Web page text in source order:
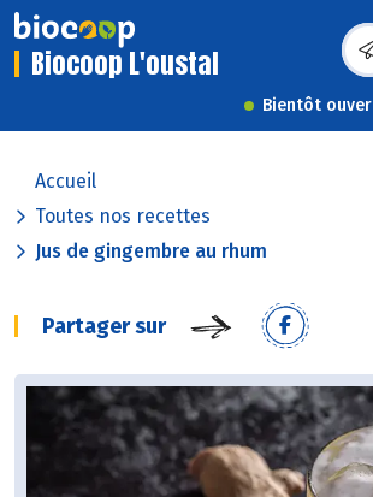
Biocoop L'oustal
Bientôt
Accueil
Toutes nos recettes
Jus de gingembre au rhum
Partager sur